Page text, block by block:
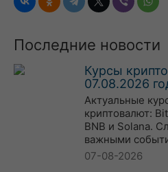
Последние новости
Курсы
07.08.2026
Актуальные
криптовалют:
BNB и Solana.
важными
07-08-2026